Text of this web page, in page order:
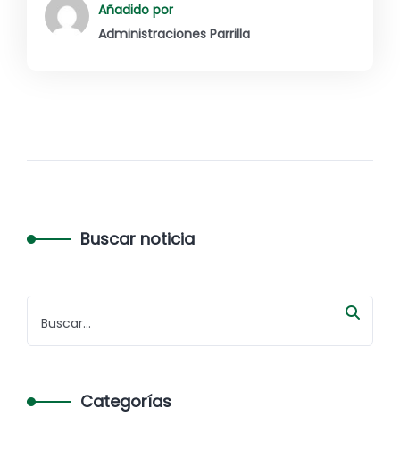
Añadido por
Administraciones Parrilla
Buscar noticia
Categorías